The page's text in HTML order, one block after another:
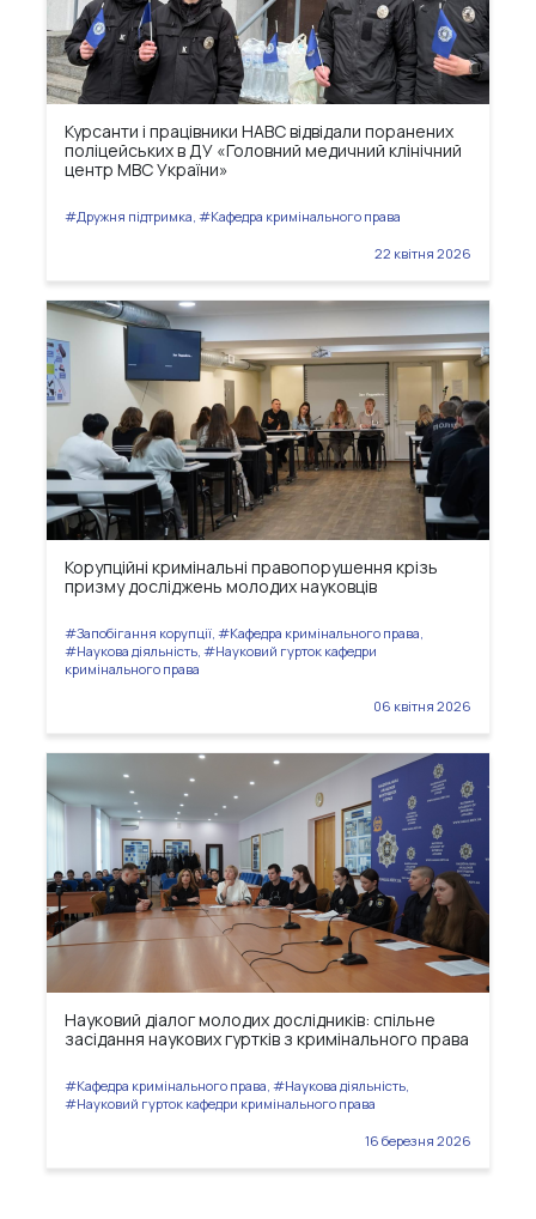
Курсанти і працівники НАВС відвідали поранених
поліцейських в ДУ «Головний медичний клінічний
центр МВС України»
#Дружня підтримка, #Кафедра кримінального права
22 квітня 2026
Корупційні кримінальні правопорушення крізь
призму досліджень молодих науковців
#Запобігання корупції, #Кафедра кримінального права,
#Наукова діяльність, #Науковий гурток кафедри
кримінального права
06 квітня 2026
Науковий діалог молодих дослідників: спільне
засідання наукових гуртків з кримінального права
#Кафедра кримінального права, #Наукова діяльність,
#Науковий гурток кафедри кримінального права
16 березня 2026